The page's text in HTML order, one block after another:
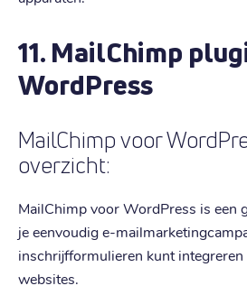
11. MailChimp
WordPress
MailChimp voor
overzicht:
MailChimp voor WordPress is een
je eenvoudig e-
inschrijfformulieren kunt
websites.